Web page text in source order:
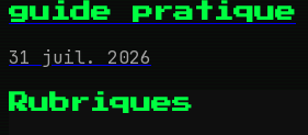
guide pratique
31 juil. 2026
Rubriques